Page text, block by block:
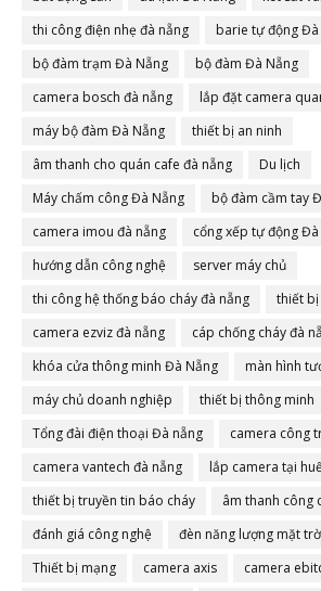
thi công điện nhẹ đà nẵng
barie tự động
bộ đàm trạm Đà Nẵng
bộ đàm Đà Nẵng
camera bosch đà nẵng
lắp đặt camera
máy bộ đàm Đà Nẵng
thiết bị an ninh
âm thanh cho quán cafe đà nẵng
Du lịch
Máy chấm công Đà Nẵng
bộ đàm cầm tay
camera imou đà nẵng
cổng xếp tự động
hướng dẫn công nghệ
server máy chủ
thi công hệ thống báo cháy đà nẵng
thiết
camera ezviz đà nẵng
cáp chống cháy đà
khóa cửa thông minh Đà Nẵng
màn hình
máy chủ doanh nghiệp
thiết bị thông minh
Tổng đài điện thoại Đà nẵng
camera công
camera vantech đà nẵng
lắp camera tại
thiết bị truyền tin báo cháy
âm thanh công
đánh giá công nghệ
đèn năng lượng mặt
Thiết bị mạng
camera axis
camera